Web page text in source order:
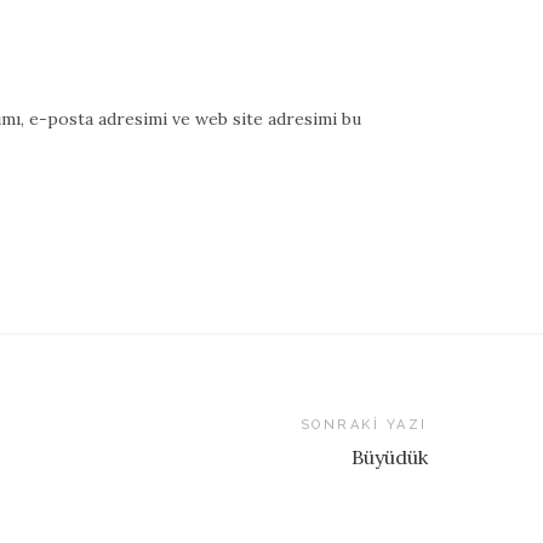
e-posta adresimi ve web site adresimi bu
SONRAKI YAZI
Büyüdük